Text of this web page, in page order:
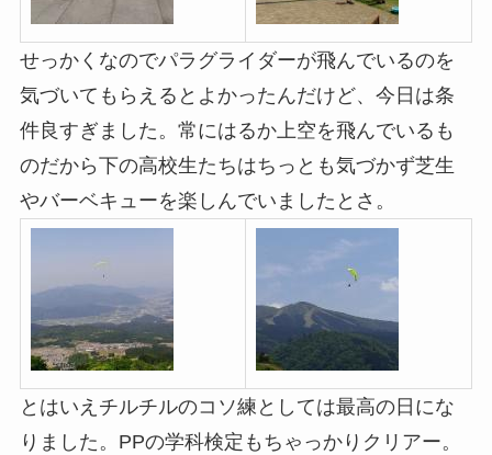
せっかくなのでパラグライダーが飛んでいるのを
気づいてもらえるとよかったんだけど、今日は条
件良すぎました。常にはるか上空を飛んでいるも
のだから下の高校生たちはちっとも気づかず芝生
やバーベキューを楽しんでいましたとさ。
とはいえチルチルのコソ練としては最高の日にな
りました。PPの学科検定もちゃっかりクリアー。